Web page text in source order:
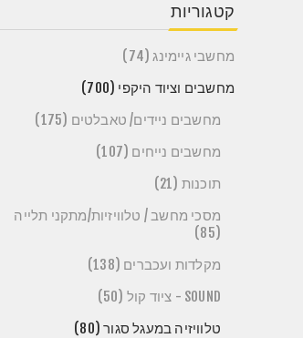
קטגוריות
מחשבי גיימינג (74)
מחשבים וציוד היקפי (700)
מחשבים ניידים/ טאבלטים (175)
מחשבים נייחים (107)
תוכנות (21)
מסכי מחשב / טלוויזיות/מתקני תלייה
(85)
מקלדות ועכברים (138)
SOUND - ציוד קול (50)
טלוויזיה במעגל סגור (80)